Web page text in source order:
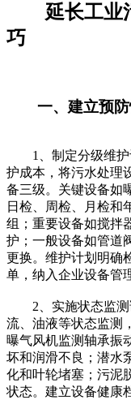
延长工业污
巧
一、建立预防
1、制定分级维护
护成本，将污水处理
备三级。关键设备如
日检、周检、月检和
组；重要设备如搅拌
护；一般设备如管道
更换。维护计划明确
单，纳入企业设备管
2、实施状态监测
流、油液等状态监测
曝气风机监测轴承振
坏和润滑不良；潜水
化和叶轮堵塞；污泥
状态。建立设备健康